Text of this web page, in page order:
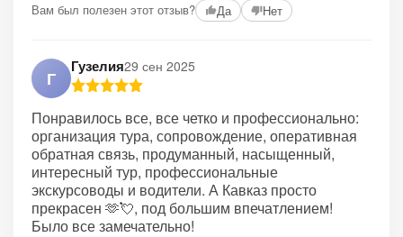
Вам был полезен этот отзыв? Да Нет
Г
Гузелия29 сен 2025
Понравилось все, все четко и профессионально:
организация тура, сопровождение, оперативная
обратная связь, продуманный, насыщенный,
интересный тур, профессиональные
экскурсоводы и водители. А Кавказ просто
прекрасен 🫶💘, под большим впечатлением!
Было все замечательно!